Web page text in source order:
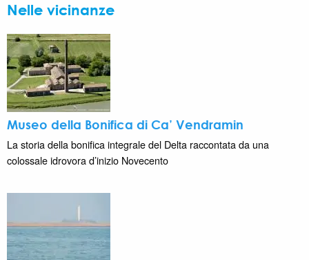
Nelle vicinanze
Museo della Bonifica di Ca’ Vendramin
La storia della bonifica integrale del Delta raccontata da una
colossale idrovora d’inizio Novecento